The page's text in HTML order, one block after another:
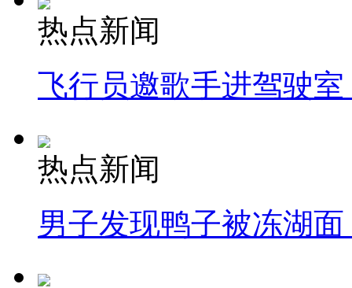
热点新闻
飞行员邀歌手进驾驶
热点新闻
男子发现鸭子被冻湖